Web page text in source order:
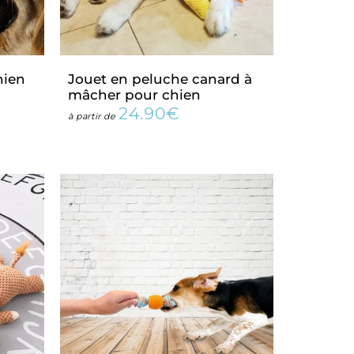
Jouet en peluche canard à
mâcher pour chien
à partir de Prix
24.90€